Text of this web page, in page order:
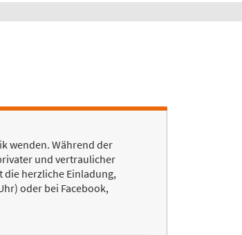
wenden. Während der
und vertraulicher
die herzliche Einladung,
oder bei Facebook,